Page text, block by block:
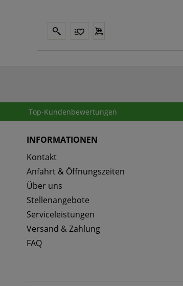
Top-Kundenbewertungen
INFORMATIONEN
Kontakt
Anfahrt & Öffnungszeiten
Über uns
Stellenangebote
Serviceleistungen
Versand & Zahlung
FAQ